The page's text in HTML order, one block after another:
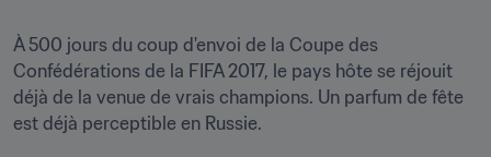
À 500 jours du coup d'envoi de la Coupe des
Confédérations de la FIFA 2017, le pays hôte se réjouit
déjà de la venue de vrais champions. Un parfum de fête
est déjà perceptible en Russie.